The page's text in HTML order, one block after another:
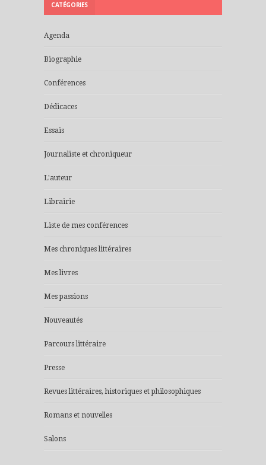
CATÉGORIES
Agenda
Biographie
Conférences
Dédicaces
Essais
Journaliste et chroniqueur
L'auteur
Librairie
Liste de mes conférences
Mes chroniques littéraires
Mes livres
Mes passions
Nouveautés
Parcours littéraire
Presse
Revues littéraires, historiques et philosophiques
Romans et nouvelles
Salons